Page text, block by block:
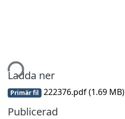
Ladda ner
Primär fil 222376.pdf(1.69 MB)
Publicerad